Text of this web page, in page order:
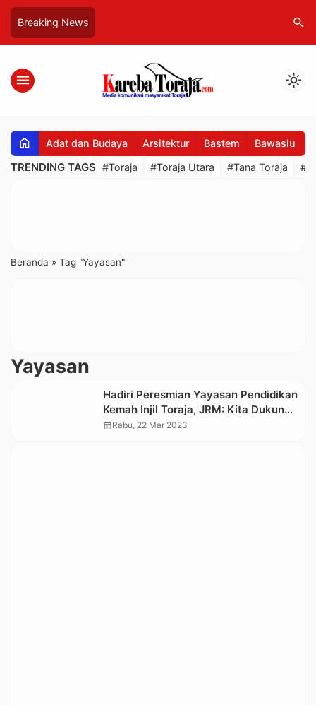
Breaking News search
menu light_mode
home Adat dan Budaya Arsitektur Bastem Bawaslu
TRENDING TAGS #Toraja #Toraja Utara #Tana Toraja
Beranda » Tag "Yayasan"
Yayasan
Hadiri Peresmian Yayasan Pendidikan
Kemah Injil Toraja, JRM: Kita Dukung
untuk Kemajuan Pendidikan
calendar_monthRabu, 22 Mar 2023